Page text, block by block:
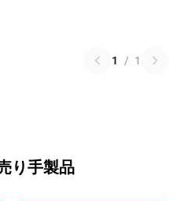
1 / 1
り手製品